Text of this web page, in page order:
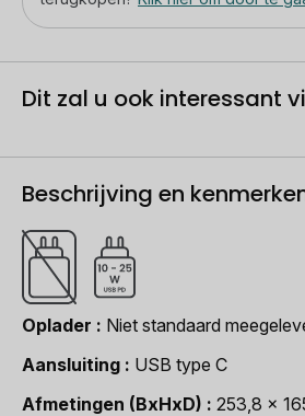
Dit zal u ook interessant
Beschrijving en
Oplader
Niet standaard
Aansluiting
USB type C
Afmetingen (BxHxD)
253,8 x